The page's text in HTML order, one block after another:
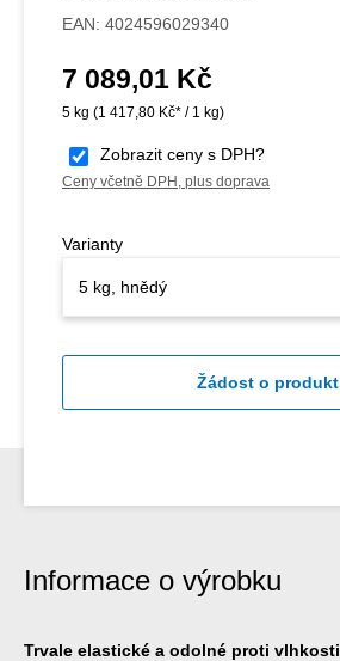
EAN: 4024596029340
Běžná cena:
7 089,01 Kč
5 kg (1 417,80 Kč* / 1 kg)
Zobrazit ceny s DPH?
Ceny včetně DPH, plus doprava
Varianty
Žádost o produkt
Informace o výrobku
Trvale elastické a odolné proti vlhkosti